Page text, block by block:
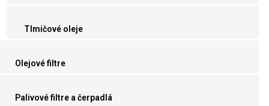
Tlmičové oleje
Olejové filtre
Palivové filtre a čerpadlá